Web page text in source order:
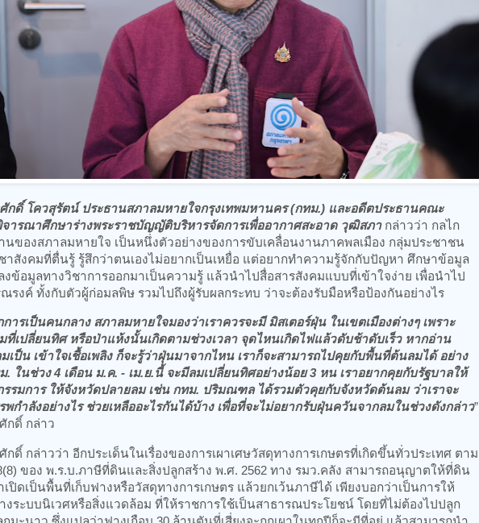
กดิ์ โควสุรัตน์ ประธานสภาลมหายใจกรุงเทพมหานคร (กทม.) และอดีตประธานคณะ
ารณาศึกษาร่างพระราชบัญญัติบริหารจัดการเพื่ออากาศสะอาด วุฒิสภา กล่าวว่า กลไก
นของสภาลมหายใจ เป็นหนึ่งตัวอย่างของการขับเคลื่อนงานภาคพลเมือง กลุ่มประชาชน
าสังคมที่ตื่นรู้ รู้สึกว่าตนเองไม่อยากเป็นเหยื่อ แต่อยากทำความรู้จักกับปัญหา ศึกษาข้อมูล
งข้อมูลทางวิชาการออกมาเป็นความรู้ แล้วนำไปสื่อสารสังคมแบบที่เข้าใจง่าย เพื่อนำไป
ณรงค์ ทั้งกับตัวผู้ก่อมลพิษ รวมไปถึงผู้รับผลกระทบ ว่าจะต้องรับมือหรือป้องกันอย่างไร
การเป็นคนกลาง สภาลมหายใจมองว่าเราควรจะมี มิสเตอร์ฝุ่น ในเขตเมืองต่างๆ เพราะ
ที่เปลี่ยนทิศ หรือป่าแห้งนั้นเกิดตามช่วงเวลา จุดไหนเกิดไฟแล้วดับช้าดับเร็ว หากอ่าน
เป็น เข้าใจเชื้อเพลิง ก็จะรู้ว่าฝุ่นมาจากไหน เราก็จะสามารถไปคุยกับพื้นที่ต้นลมได้ อย่าง
. ในช่วง 4 เดือน ม.ค. - เม.ย.นี้ จะมีลมเปลี่ยนทิศอย่างน้อย 3 หน เราอยากคุยกับรัฐบาลให้
รมการ ให้จังหวัดปลายลม เช่น กทม. ปริมณฑล ได้รวมตัวคุยกับจังหวัดต้นลม ว่าเราจะ
พกำลังอย่างไร ช่วยเหลืออะไรกันได้บ้าง เพื่อที่จะไม่อยากรับฝุ่นควันจากลมในช่วงดังกล่าว”
กดิ์ กล่าว
กดิ์ กล่าวว่า อีกประเด็นในเรื่องของการเผาเศษวัสดุทางการเกษตรที่เกิดขึ้นทั่วประเทศ ตาม
ของ พ.ร.บ.ภาษีที่ดินและสิ่งปลูกสร้าง พ.ศ. 2562 ทาง รมว.คลัง สามารถอนุญาตให้ที่ดิน
เปิดเป็นพื้นที่เก็บฟางหรือวัสดุทางการเกษตร แล้วยกเว้นภาษีได้ เพียงบอกว่าเป็นการให้
งระบบนิเวศหรือสิ่งแวดล้อม ที่ให้ราชการใช้เป็นสาธารณประโยชน์ โดยที่ไม่ต้องไปปลูก